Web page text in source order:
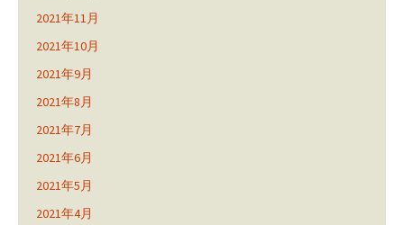
2021年11月
2021年10月
2021年9月
2021年8月
2021年7月
2021年6月
2021年5月
2021年4月